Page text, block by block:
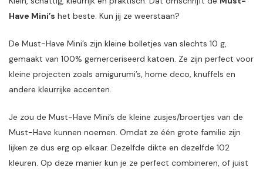
Have Mini’s het beste. Kun jij ze weerstaan?
De Must-Have Mini’s zijn kleine bolletjes van slechts 10 g,
gemaakt van 100% gemerceriseerd katoen. Ze zijn perfect voor
kleine projecten zoals amigurumi’s, home deco, knuffels en
andere kleurrijke accenten.
Je zou de Must-Have Mini’s de kleine zusjes/broertjes van de
Must-Have kunnen noemen. Omdat ze één grote familie zijn
lijken ze dus erg op elkaar. Dezelfde dikte en dezelfde 102
kleuren. Op deze manier kun je ze perfect combineren, of juist